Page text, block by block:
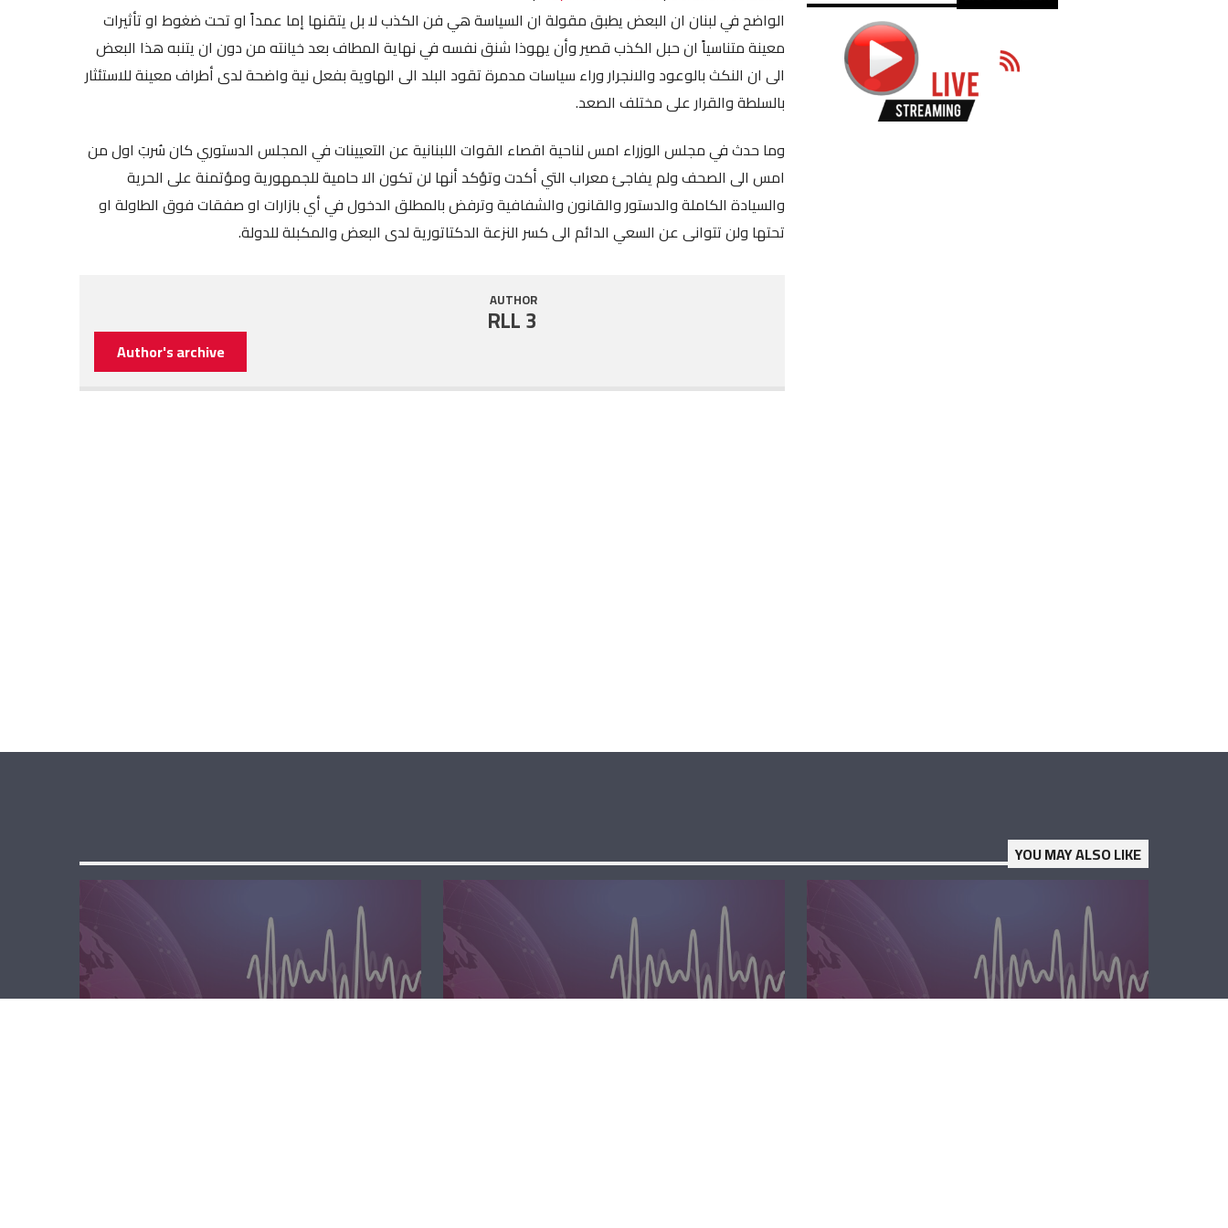
RSS FEED
SHARE
LINK
EMBED
الواضح في لبنان ان البعض يطبق مقولة ان السياسة هي فن الكذب لا بل يتقنها إما عمداً او تحت ضغوط او تأثيرات
معينة متناسياً ان حبل الكذب قصير وأن يهوذا شنق نفسه في نهاية المطاف بعد خيانته من دون ان يتنبه هذا البعض
الى ان النكث بالوعود والانجرار وراء سياسات مدمرة تقود البلد الى الهاوية بفعل نية واضحة لدى أطراف معينة للاستئثار
بالسلطة والقرار على مختلف الصعد.
وما حدث في مجلس الوزراء امس لناحية اقصاء القوات اللبنانية عن التعيينات في المجلس الدستوري كان سُربَ اول من
امس الى الصحف ولم يفاجئ معراب التي أكدت وتؤكد أنها لن تكون الا حامية للجمهورية ومؤتمنة على الحرية
والسيادة الكاملة والدستور والقانون والشفافية وترفض بالمطلق الدخول في أي بازارات او صفقات فوق الطاولة او
تحتها ولن تتوانى عن السعي الدائم الى كسر النزعة الدكتاتورية لدى البعض والمكبلة للدولة.
AUTHOR
RLL 3
Author's archive
YOU MAY ALSO LIKE